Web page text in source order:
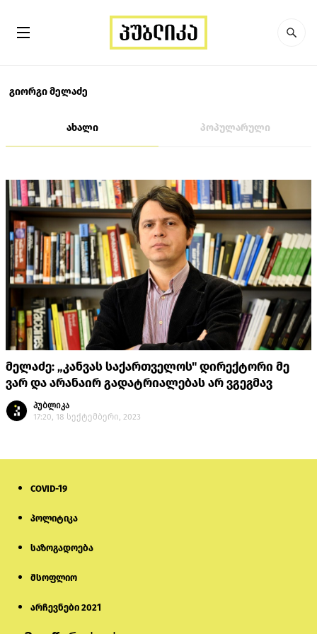
გიორგი მელაძე
ახალი პოპულარული
მელაძე: „კანვას საქართველოს" დირექტორი მე
ვარ და არანაირ გადატრიალებას არ ვგეგმავ
პუბლიკა
17:20, 18 სექტემბერი, 2023
COVID-19
პოლიტიკა
საზოგადოება
მსოფლიო
არჩევნები 2021